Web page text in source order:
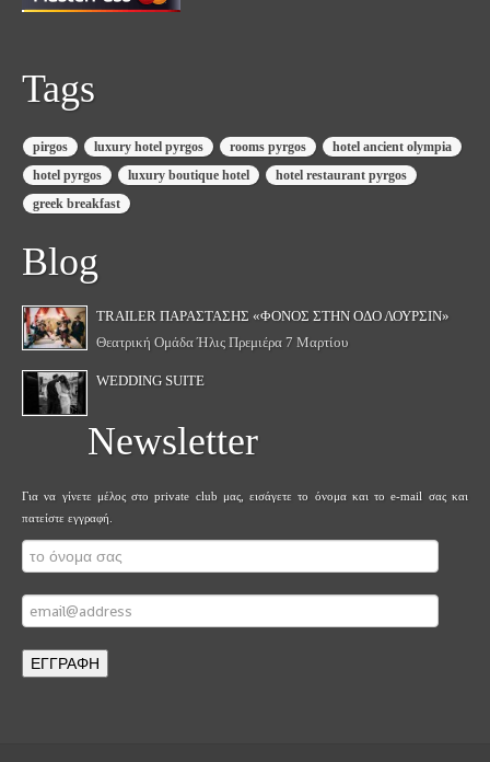
Tags
pirgos luxury hotel pyrgos rooms pyrgos
hotel ancient olympia
hotel pyrgos
luxury boutique hotel
hotel restaurant pyrgos
greek breakfast
Blog
TRAILER ΠΑΡΆΣΤΑΣΗΣ «ΦΟΝΟΣ ΣΤΗΝ ΟΔΟ ΛΟΥΡΣΙΝ»
Θεατρική Ομάδα Ήλις Πρεμιέρα 7 Μαρτίου
WEDDING SUITE
Newsletter
Για να γίνετε μέλος στο private club μας, εισάγετε το όνομα και το e-mail σας και
πατείστε εγγραφή.